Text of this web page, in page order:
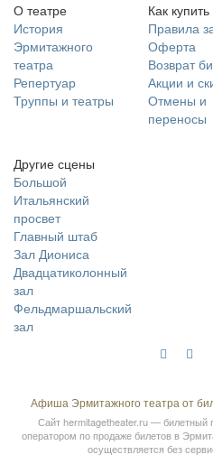
О театре
История
Эрмитажного
театра
Репертуар
Труппы и театры
Как купить
Правила
Оферта
Возврат
Акции и
Отмены и
переносы
Другие сцены
Большой
Итальянский
просвет
Главный штаб
Зал Диониса
Двадцатиколонный
зал
Фельдмаршальский
зал
Афиша Эрмитажного театра от
Сайтhermitagetheater.ru— билетный
оператором по продаже билетов в
осуществляется без